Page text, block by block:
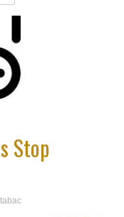
Stop